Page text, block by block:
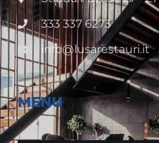
333 337 6273
info@lusarestauri.it
MENU